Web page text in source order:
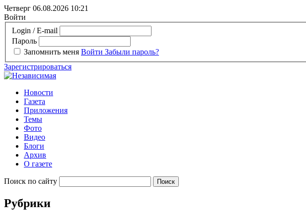
Четверг 06.08.2026 10:21
Войти
Login / E-mail
Пароль
Запомнить меня Войти Забыли пароль?
Зарегистрироваться
Новости
Газета
Приложения
Темы
Фото
Видео
Блоги
Архив
О газете
Поиск по сайту
Рубрики